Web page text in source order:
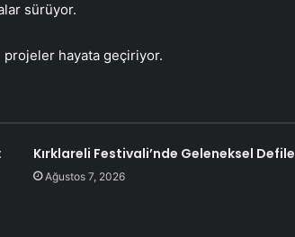
sürüyor.
projeler hayata geçiriyor.
Kırklareli Festivali’nde Geleneksel Defile
Ağustos 7, 2026